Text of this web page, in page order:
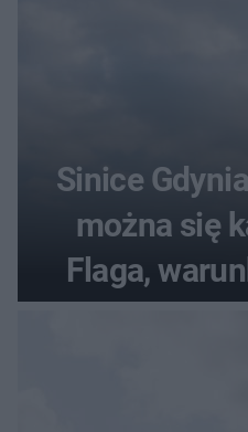
Sinice
można się
Flaga,